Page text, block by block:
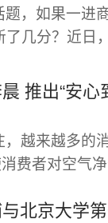
，如果一进
了几分？近日
推出“安心
越来越多的
费者对空气
北京大学